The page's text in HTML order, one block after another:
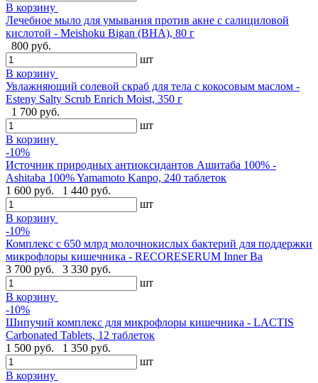
В корзину
Лечебное мыло для умывания против акне с салициловой
кислотой - Meishoku Bigan (BHA), 80 г
800 руб.
шт
В корзину
Увлажняющий солевой скраб для тела с кокосовым маслом -
Esteny Salty Scrub Enrich Moist, 350 г
1 700 руб.
шт
В корзину
-10%
Источник природных антиоксидантов Ашитаба 100% -
Ashitaba 100% Yamamoto Kanpo, 240 таблеток
1 600 руб.
1 440 руб.
шт
В корзину
-10%
Комплекс с 650 млрд молочнокислых бактерий для поддержки
микрофлоры кишечника - RECORESERUM Inner Ba
3 700 руб.
3 330 руб.
шт
В корзину
-10%
Шипучий комплекс для микрофлоры кишечника - LACTIS
Carbonated Tablets, 12 таблеток
1 500 руб.
1 350 руб.
шт
В корзину